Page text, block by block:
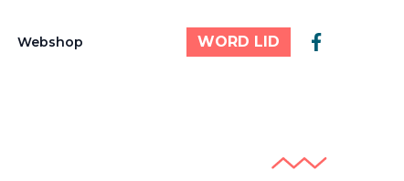
Webshop WORD LID